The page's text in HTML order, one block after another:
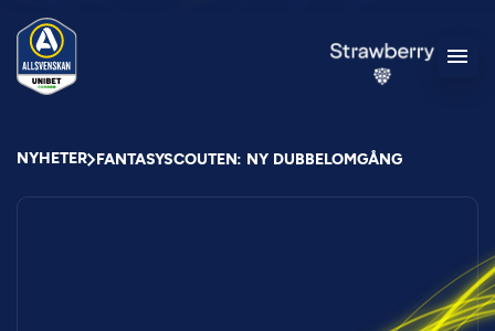
NYHETER FANTASYSCOUTEN: NY DUBBELOMGÅNG